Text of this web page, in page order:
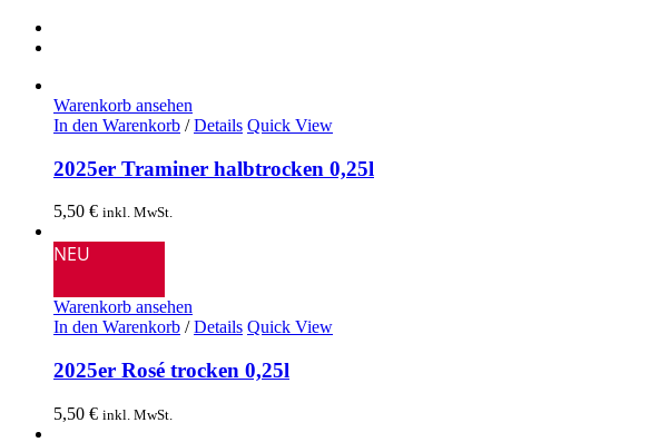
Warenkorb ansehen
In den Warenkorb / Details Quick View
2025er Traminer halbtrocken 0,25l
5,50 € inkl. MwSt.
NEU
Warenkorb ansehen
In den Warenkorb / Details Quick View
2025er Rosé trocken 0,25l
5,50 € inkl. MwSt.